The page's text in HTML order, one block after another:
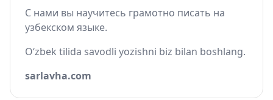
С нами вы научитесь грамотно писать на
узбекском языке.
O‘zbek tilida savodli yozishni biz bilan boshlang.
sarlavha.com